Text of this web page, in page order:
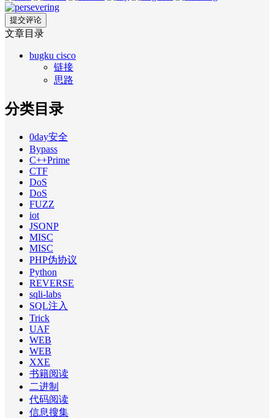
文章目录
bugku cisco
链接
思路
分类目录
0day安全
Bypass
C++Prime
CTF
DoS
DoS
FUZZ
iot
JSONP
MISC
MISC
PHP伪协议
Python
REVERSE
sqli-labs
SQL注入
Trick
UAF
WEB
WEB
XXE
书籍阅读
二进制
代码阅读
信息搜集